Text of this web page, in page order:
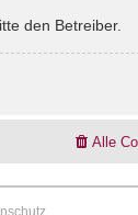
den Betreiber.
Alle